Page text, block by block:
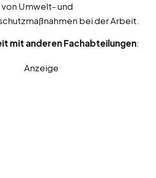
Umwelt- und
bei der Arbeit.
mit anderen Fachabteilungen:
Anzeige